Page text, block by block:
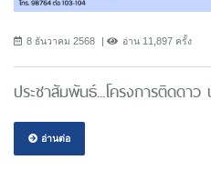
8 ธันวาคม 2568 อ่าน 11,897 ครั้ง
ประชาสัมพันธ์...โครงการติดดาว
อ่านต่อ